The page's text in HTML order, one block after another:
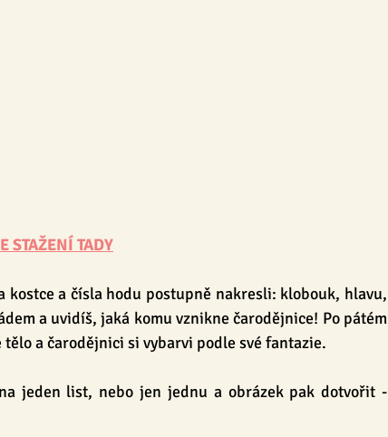
STAŽENÍ TADY
kostce a čísla hodu postupně nakresli: klobouk, hlavu,
a uvidíš, jaká komu vznikne čarodějnice! Po pátém
a čarodějnici si vybarvi podle své fantazie.
jeden list, nebo jen jednu a obrázek pak dotvořit -